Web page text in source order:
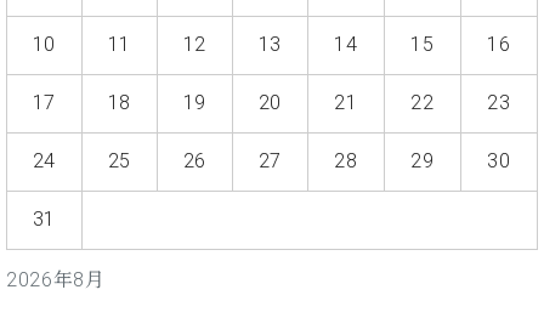
シ
タ
ン
ヒ
シ
タ
ン・
パ
ン
の
声
ベ
シ
ュ
タ
イ
イ
レ
ス
リ
ス
ら
せ・
メ
正
規
デ
ィ
の
直
営
店
ま
ャ
ン
ブ
ロ
グ
2026年8月
10 11 12 13 14 15 16
17 18 19 20 21 22 23
24 25 26 27 28 29 30
31